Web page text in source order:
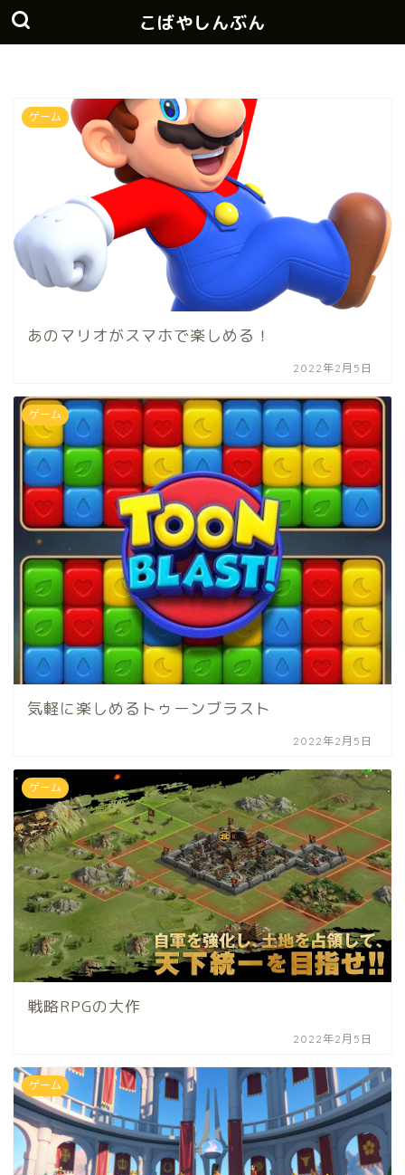
こばやしんぶん
ゲーム
あのマリオがスマホで楽しめる！
2022年2月5日
ゲーム
気軽に楽しめるトゥーンブラスト
2022年2月5日
ゲーム
戦略RPGの大作
2022年2月5日
ゲーム